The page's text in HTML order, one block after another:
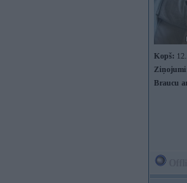
Kopš:
Ziņojumi:
Braucu